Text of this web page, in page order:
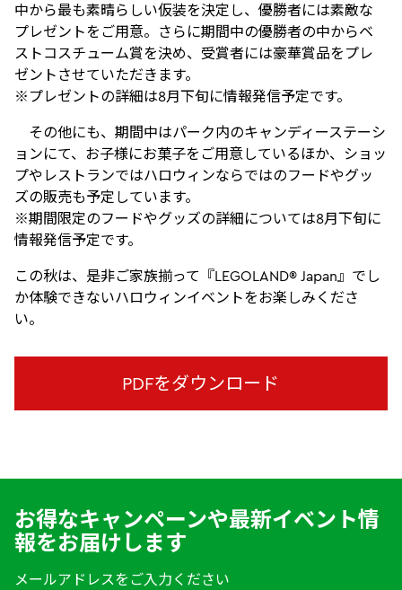
中から最も素晴らしい仮装を決定し、優勝者には素敵な
プレゼントをご用意。さらに期間中の優勝者の中からベ
ストコスチューム賞を決め、受賞者には豪華賞品をプレ
ゼントさせていただきます。
※プレゼントの詳細は8月下旬に情報発信予定です。
その他にも、期間中はパーク内のキャンディーステーシ
ョンにて、お子様にお菓子をご用意しているほか、ショッ
プやレストランではハロウィンならではのフードやグッ
ズの販売も予定しています。
※期間限定のフードやグッズの詳細については8月下旬に
情報発信予定です。
この秋は、是非ご家族揃って『LEGOLAND® Japan』でし
か体験できないハロウィンイベントをお楽しみくださ
い。
PDFをダウンロード
お得なキャンペーンや最新イベント情
報をお届けします
メールアドレスをご入力ください